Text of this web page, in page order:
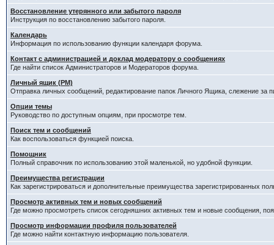
Восстановление утерянного или забытого пароля
Инструкция по восстановлению забытого пароля.
Календарь
Информация по использованию функции календаря форума.
Контакт с администрацией и доклад модератору о сообщениях
Где найти список Администраторов и Модераторов форума.
Личный ящик (PM)
Отправка личных сообщений, редактирование папок Личного Ящика, слежение за
Опции темы
Руководство по доступным опциям, при просмотре тем.
Поиск тем и сообщений
Как воспользоваться функцией поиска.
Помощник
Полный справочник по использованию этой маленькой, но удобной функции.
Преимущества регистрации
Как зарегистрироваться и дополнительные преимущества зарегистрированных
Просмотр активных тем и новых сообщений
Где можно просмотреть список сегодняшних активных тем и новые сообщения,
Просмотр информации профиля пользователей
Где можно найти контактную информацию пользователя.